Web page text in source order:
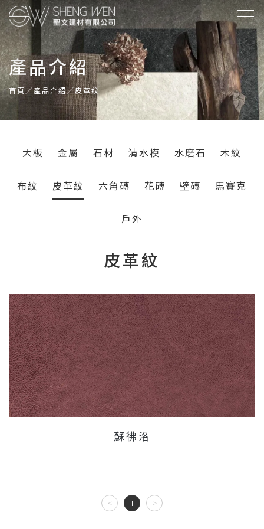
產品介紹
首頁／ 產品介紹／皮革紋
大板 金屬 石材 清水模 水磨石 木紋
布紋 皮革紋 六角磚 花磚 壁磚 馬賽克
戶外
皮革紋
蘇彿洛
< 1 >